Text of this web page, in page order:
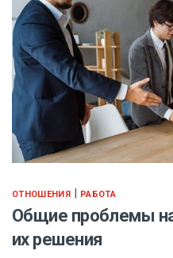
ОТНОШЕНИЯ РАБОТА
Общие проблемы
их решения